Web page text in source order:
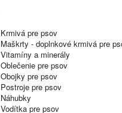
Krmivá pre psov
Maškrty - doplnkové krmivá pre
Vitamíny a minerály
Oblečenie pre psov
Obojky pre psov
Postroje pre psov
Náhubky
Vodítka pre psov